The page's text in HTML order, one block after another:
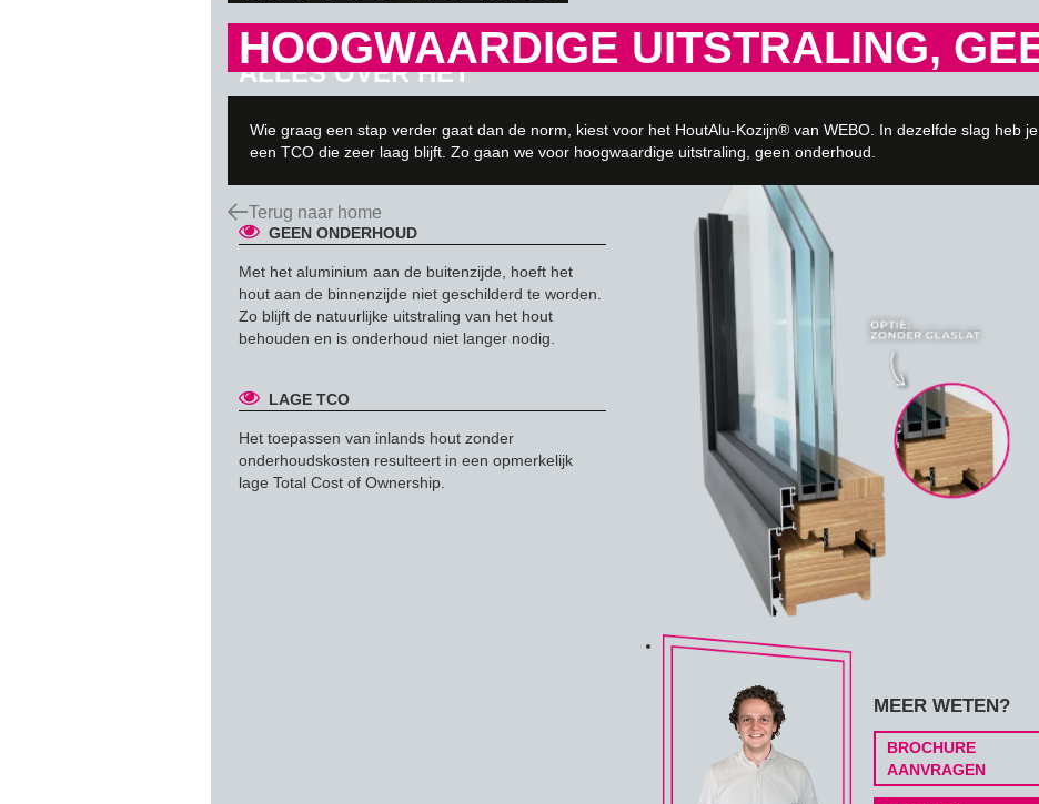
HOOGWAARDIGE UITSTRALING,
Wie graag een stap verder gaat dan de norm, kiest voor het HoutAlu-Kozijn® van WEBO. In dezelfde slag heb
een TCO die zeer laag blijft. Zo gaan we voor hoogwaardige uitstraling, geen onderhoud.
Terug naar home
ALLES OVER HET
GEEN ONDERHOUD
Met het aluminium aan de buitenzijde, hoeft het
hout aan de binnenzijde niet geschilderd te worden.
Zo blijft de natuurlijke uitstraling van het hout
behouden en is onderhoud niet langer nodig.
LAGE TCO
Het toepassen van inlands hout zonder
onderhoudskosten resulteert in een opmerkelijk
lage Total Cost of Ownership.
MEER WETEN?
BROCHURE
AANVRAGEN